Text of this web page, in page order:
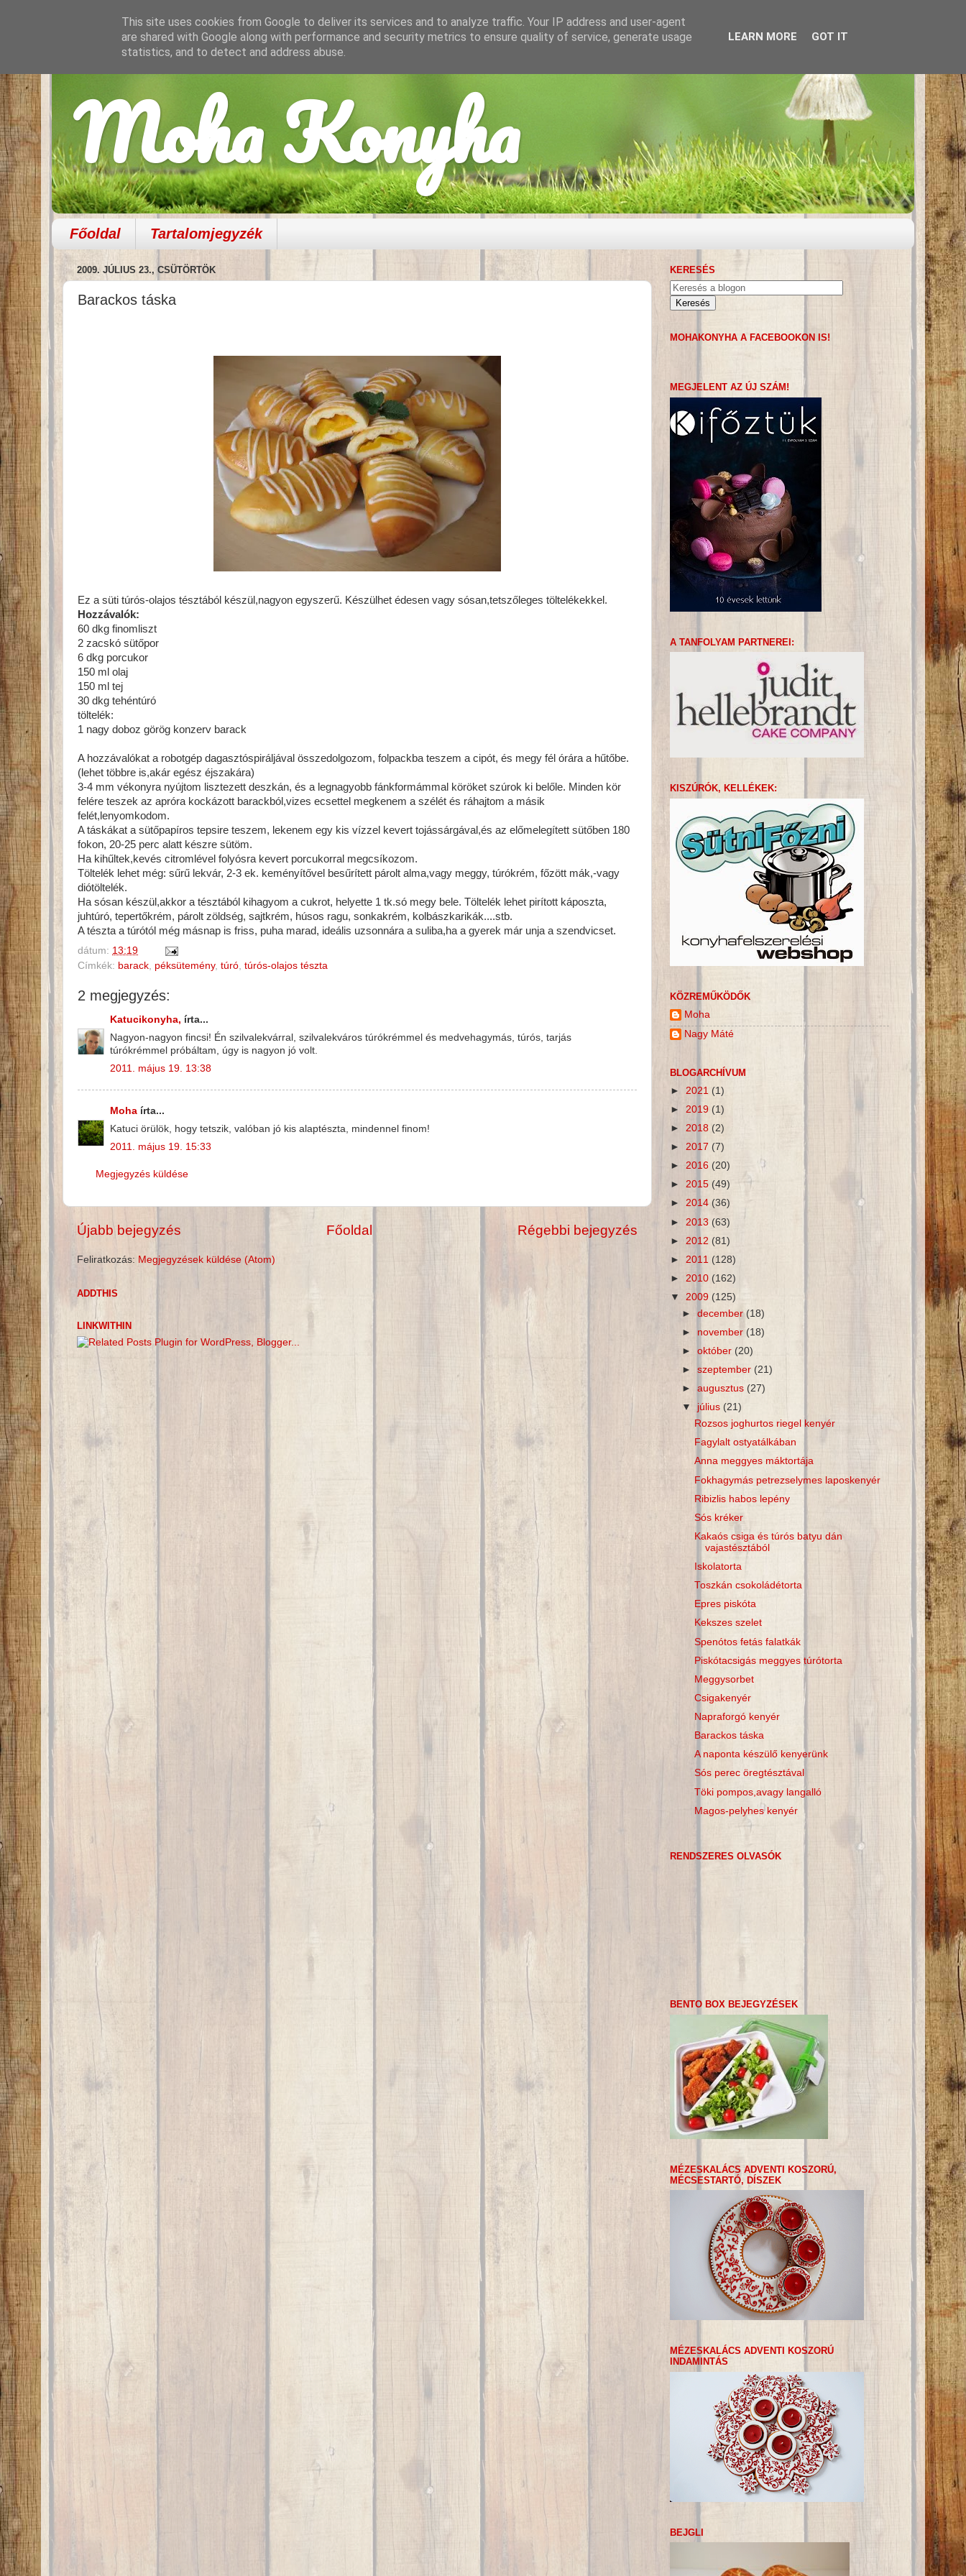
Moha Konyha
Főoldal Tartalomjegyzék
2009. JÚLIUS 23., CSÜTÖRTÖK
Barackos táska
Ez a süti túrós-olajos tésztából készül,nagyon egyszerű. Készülhet édesen vagy sósan,tetszőleges töltelékekkel.
Hozzávalók:
60 dkg finomliszt
2 zacskó sütőpor
6 dkg porcukor
150 ml olaj
150 ml tej
30 dkg tehéntúró
töltelék:
1 nagy doboz görög konzerv barack
A hozzávalókat a robotgép dagasztóspiráljával összedolgozom, folpackba teszem a cipót, és megy fél órára a hűtőbe.
(lehet többre is,akár egész éjszakára)
3-4 mm vékonyra nyújtom lisztezett deszkán, és a legnagyobb fánkformámmal köröket szúrok ki belőle. Minden kör
felére teszek az apróra kockázott barackból,vizes ecsettel megkenem a szélét és ráhajtom a másik
felét,lenyomkodom.
A táskákat a sütőpapíros tepsire teszem, lekenem egy kis vízzel kevert tojássárgával,és az előmelegített sütőben 180
fokon, 20-25 perc alatt készre sütöm.
Ha kihűltek,kevés citromlével folyósra kevert porcukorral megcsíkozom.
Töltelék lehet még: sűrű lekvár, 2-3 ek. keményítővel besűrített párolt alma,vagy meggy, túrókrém, főzött mák,-vagy
diótöltelék.
Ha sósan készül,akkor a tésztából kihagyom a cukrot, helyette 1 tk.só megy bele. Töltelék lehet pirított káposzta,
juhtúró, tepertőkrém, párolt zöldség, sajtkrém, húsos ragu, sonkakrém, kolbászkarikák....stb.
A tészta a túrótól még másnap is friss, puha marad, ideális uzsonnára a suliba,ha a gyerek már unja a szendvicset.
dátum: 13:19
Címkék: barack péksütemény, túró túrós-olajos tészta
2 megjegyzés:
Katucikonyha, írta...
Nagyon-nagyon fincsi! Én szilvalekvárral, szilvalekváros túrókrémmel és medvehagymás, túrós, tarjás
túrókrémmel próbáltam, úgy is nagyon jó volt.
2011. május 19. 13:38
Moha írta...
Katuci örülök, hogy tetszik, valóban jó kis alaptészta, mindennel finom!
2011. május 19. 15:33
Megjegyzés küldése
Újabb bejegyzés Régebbi bejegyzés
Főoldal
Feliratkozás: Megjegyzések küldése (Atom)
ADDTHIS
LINKWITHIN
KERESÉS
MOHAKONYHA A FACEBOOKON IS!
MEGJELENT AZ ÚJ SZÁM!
A TANFOLYAM PARTNEREI:
KISZÚRÓK, KELLÉKEK:
KÖZREMŰKÖDŐK
Moha
Nagy Máté
BLOGARCHÍVUM
► 2021 (1)
► 2019 (1)
► 2018 (2)
► 2017 (7)
► 2016 (20)
► 2015 (49)
► 2014 (36)
► 2013 (63)
► 2012 (81)
► 2011 (128)
► 2010 (162)
▼ 2009 (125)
►december (18)
► november(18)
►október (20)
►szeptember (21)
►augusztus (27)
▼ július (21)
Rozsos joghurtos riegel kenyér
Fagylalt ostyatálkában
Anna meggyes máktortája
Fokhagymás petrezselymes laposkenyér
Ribizlis habos lepény
Sós kréker
Kakaós csiga és túrós batyu dán
vajastésztából
Iskolatorta
Toszkán csokoládétorta
Epres piskóta
Kekszes szelet
Spenótos fetás falatkák
Piskótacsigás meggyes túrótorta
Meggysorbet
Csigakenyér
Napraforgó kenyér
Barackos táska
A naponta készülő kenyerünk
Sós perec öregtésztával
Töki pompos,avagy langalló
Magos-pelyhes kenyér
RENDSZERES OLVASÓK
BENTO BOX BEJEGYZÉSEK
MÉZESKALÁCS ADVENTI KOSZORÚ,
MÉCSESTARTÓ, DÍSZEK
MÉZESKALÁCS ADVENTI KOSZORÚ
INDAMINTÁS
BEJGLI
This site uses cookies from Google to deliver its services and to analyze traffic. Your IP address and user-agent
are shared with Google along with performance and security metrics to ensure quality of service, generate usage
statistics, and to detect and address abuse.
LEARN MORE GOT IT